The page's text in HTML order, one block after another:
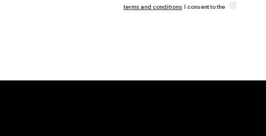
I consent to the
terms and conditions